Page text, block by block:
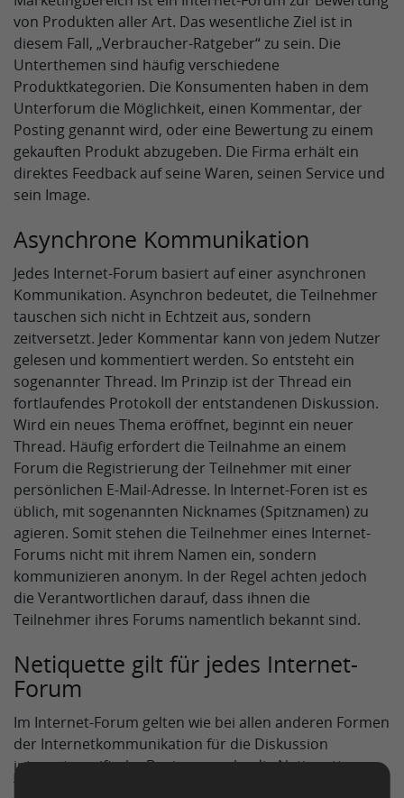
von Produkten aller Art. Das wesentliche Ziel ist in
diesem Fall, „Verbraucher-Ratgeber“ zu sein. Die
Unterthemen sind häufig verschiedene
Produktkategorien. Die Konsumenten haben in dem
Unterforum die Möglichkeit, einen Kommentar, der
Posting genannt wird, oder eine Bewertung zu einem
gekauften Produkt abzugeben. Die Firma erhält ein
direktes Feedback auf seine Waren, seinen Service und
sein Image.
Asynchrone Kommunikation
Jedes Internet-Forum basiert auf einer asynchronen
Kommunikation. Asynchron bedeutet, die Teilnehmer
tauschen sich nicht in Echtzeit aus, sondern
zeitversetzt. Jeder Kommentar kann von jedem Nutzer
gelesen und kommentiert werden. So entsteht ein
sogenannter Thread. Im Prinzip ist der Thread ein
fortlaufendes Protokoll der entstandenen Diskussion.
Wird ein neues Thema eröffnet, beginnt ein neuer
Thread. Häufig erfordert die Teilnahme an einem
Forum die Registrierung der Teilnehmer mit einer
persönlichen E-Mail-Adresse. In Internet-Foren ist es
üblich, mit sogenannten Nicknames (Spitznamen) zu
agieren. Somit stehen die Teilnehmer eines Internet-
Forums nicht mit ihrem Namen ein, sondern
kommunizieren anonym. In der Regel achten jedoch
die Verantwortlichen darauf, dass ihnen die
Teilnehmer ihres Forums namentlich bekannt sind.
Netiquette gilt für jedes Internet-
Forum
Im Internet-Forum gelten wie bei allen anderen Formen
der Internetkommunikation für die Diskussion
internetspezifische Benimmregeln, die Netiquette.
Trotz der Anonymität durch Nicknames sind alle